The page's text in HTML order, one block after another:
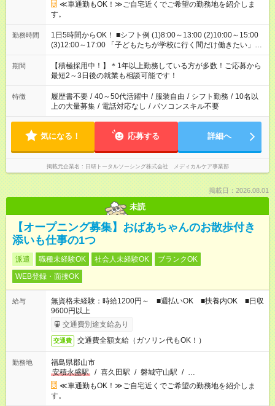
≪車通勤もOK！≫ご自宅近くでご希望の勤務地を紹介しま
す。
勤務時間
1日5時間からOK！ ■シフト例 (1)8:00～13:00 (2)10:00～15:00
(3)12:00～17:00 「子どもたちが学校に行く間だけ働きたい」
「余裕を持って夕飯の準備がしたい」 「午前中は働いて、午後
はプライベートの時間にしたい」 など、ご希望を教えてくださ
いね。 ※Wワーク希望の方へ 今ご覧のお仕事で希望する勤務時
間と、もう1つのお仕事の勤務時間。 合計で週40時間を超える
場合は応募できません。
期間
【積極採用中！】＊1年以上勤務している方が多数！ご応募から
最短2～3日後の就業も相談可能です！
特徴 履歴書不要 / 40～50代活躍中 / 服装自由 / シフト勤務 / 10名以
上の大量募集 / 電話対応なし / パソコンスキル不要
気になる！ 応募する 詳細へ
掲載元企業名 日研トータルソーシング株式会社 メディカルケア事業部
掲載日：2026.08.01
未読
【オープニング募集】おばあちゃんのお散歩付き
添いも仕事の1つ
派遣 職種未経験OK 社会人未経験OK
ブランクOK
WEB登録・面接OK
給与
無資格未経験：時給1200円～ ■週払いOK ■扶養内OK ■日収
9600円以上
交通費別途支給あり
交通費 交通費全額支給（ガソリン代もOK！）
勤務地
福島県郡山市
安積永盛駅
/ 喜久田駅 / 磐城守山駅 / …
≪車通勤もOK！≫ご自宅近くでご希望の勤務地を紹介しま
す。